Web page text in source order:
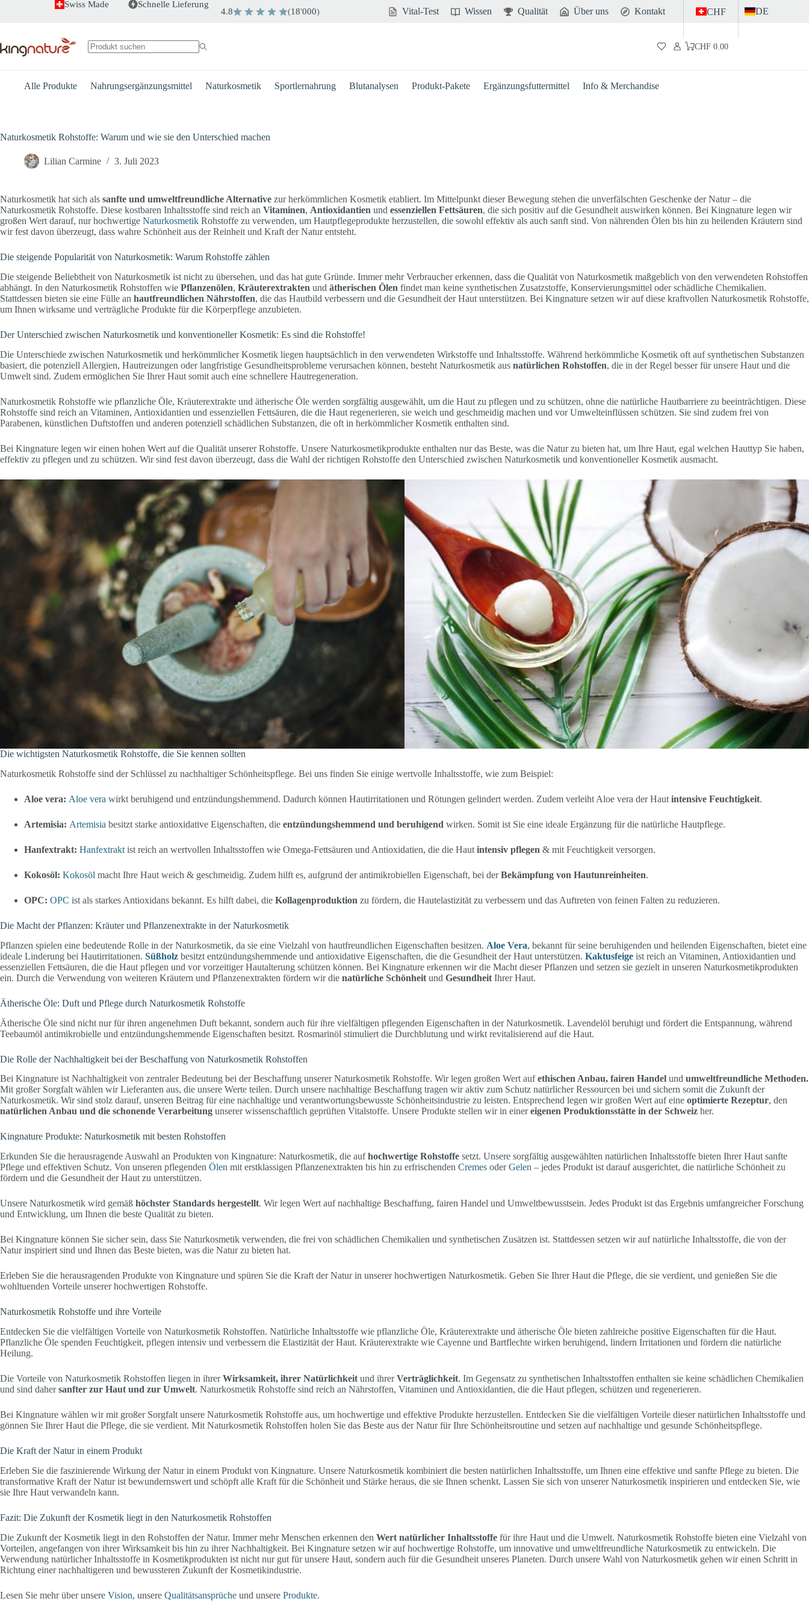
Swiss Made Schnelle Lieferung
4.8 (18'000) Vital-Test Wissen Qualität Über uns Kontakt CHF DE
Warenkorb
CHF0.00
Alle Produkte Nahrungsergänzungsmittel Naturkosmetik Sportlernahrung Blutanalysen Produkt-Pakete Ergänzungsfuttermittel Info & Merchandise
Naturkosmetik Rohstoffe: Warum und wie sie den Unterschied machen
Lilian Carmine 3. Juli 2023
Naturkosmetik hat sich als sanfte und umweltfreundliche Alternative zur herkömmlichen Kosmetik etabliert. Im Mittelpunkt dieser Bewegung stehen die unverfälschten Geschenke der Natur – die
Naturkosmetik Rohstoffe. Diese kostbaren Inhaltsstoffe sind reich an Vitaminen, Antioxidantien und essenziellen Fettsäuren, die sich positiv auf die Gesundheit auswirken können. Bei Kingnature legen wir
großen Wert darauf, nur hochwertige Naturkosmetik Rohstoffe zu verwenden, um Hautpflegeprodukte herzustellen, die sowohl effektiv als auch sanft sind. Von nährenden Ölen bis hin zu heilenden Kräutern sind
wir fest davon überzeugt, dass wahre Schönheit aus der Reinheit und Kraft der Natur entsteht.
Die steigende Popularität von Naturkosmetik: Warum Rohstoffe zählen
Die steigende Beliebtheit von Naturkosmetik ist nicht zu übersehen, und das hat gute Gründe. Immer mehr Verbraucher erkennen, dass die Qualität von Naturkosmetik maßgeblich von den verwendeten Rohstoffen
abhängt. In den Naturkosmetik Rohstoffen wie Pflanzenölen, Kräuterextrakten und ätherischen Ölen findet man keine synthetischen Zusatzstoffe, Konservierungsmittel oder schädliche Chemikalien.
Stattdessen bieten sie eine Fülle an hautfreundlichen Nährstoffen, die das Hautbild verbessern und die Gesundheit der Haut unterstützen. Bei Kingnature setzen wir auf diese kraftvollen Naturkosmetik Rohstoffe,
um Ihnen wirksame und verträgliche Produkte für die Körperpflege anzubieten.
Der Unterschied zwischen Naturkosmetik und konventioneller Kosmetik: Es sind die Rohstoffe!
Die Unterschiede zwischen Naturkosmetik und herkömmlicher Kosmetik liegen hauptsächlich in den verwendeten Wirkstoffe und Inhaltsstoffe. Während herkömmliche Kosmetik oft auf synthetischen Substanzen
basiert, die potenziell Allergien, Hautreizungen oder langfristige Gesundheitsprobleme verursachen können, besteht Naturkosmetik aus natürlichen Rohstoffen, die in der Regel besser für unsere Haut und die
Umwelt sind. Zudem ermöglichen Sie Ihrer Haut somit auch eine schnellere Hautregeneration.
Naturkosmetik Rohstoffe wie pflanzliche Öle, Kräuterextrakte und ätherische Öle werden sorgfältig ausgewählt, um die Haut zu pflegen und zu schützen, ohne die natürliche Hautbarriere zu beeinträchtigen. Diese
Rohstoffe sind reich an Vitaminen, Antioxidantien und essenziellen Fettsäuren, die die Haut regenerieren, sie weich und geschmeidig machen und vor Umwelteinflüssen schützen. Sie sind zudem frei von
Parabenen, künstlichen Duftstoffen und anderen potenziell schädlichen Substanzen, die oft in herkömmlicher Kosmetik enthalten sind.
Bei Kingnature legen wir einen hohen Wert auf die Qualität unserer Rohstoffe. Unsere Naturkosmetikprodukte enthalten nur das Beste, was die Natur zu bieten hat, um Ihre Haut, egal welchen Hauttyp Sie haben,
effektiv zu pflegen und zu schützen. Wir sind fest davon überzeugt, dass die Wahl der richtigen Rohstoffe den Unterschied zwischen Naturkosmetik und konventioneller Kosmetik ausmacht.
Die wichtigsten Naturkosmetik Rohstoffe, die Sie kennen sollten
Naturkosmetik Rohstoffe sind der Schlüssel zu nachhaltiger Schönheitspflege. Bei uns finden Sie einige wertvolle Inhaltsstoffe, wie zum Beispiel:
Aloe vera: Aloe vera wirkt beruhigend und entzündungshemmend. Dadurch können Hautirritationen und Rötungen gelindert werden. Zudem verleiht Aloe vera der Haut intensive Feuchtigkeit.
Artemisia: Artemisia besitzt starke antioxidative Eigenschaften, die entzündungshemmend und beruhigend wirken. Somit ist Sie eine ideale Ergänzung für die natürliche Hautpflege.
Hanfextrakt: Hanfextrakt ist reich an wertvollen Inhaltsstoffen wie Omega-Fettsäuren und Antioxidatien, die die Haut intensiv pflegen & mit Feuchtigkeit versorgen.
Kokosöl: Kokosöl macht Ihre Haut weich & geschmeidig. Zudem hilft es, aufgrund der antimikrobiellen Eigenschaft, bei derBekämpfung von Hautunreinheiten.
OPC: OPC ist als starkes Antioxidans bekannt. Es hilft dabei, die Kollagenproduktion zu fördern, die Hautelastizität zu verbessern und das Auftreten von feinen Falten zu reduzieren.
Die Macht der Pflanzen: Kräuter und Pflanzenextrakte in der Naturkosmetik
Pflanzen spielen eine bedeutende Rolle in der Naturkosmetik, da sie eine Vielzahl von hautfreundlichen Eigenschaften besitzen. Aloe Vera, bekannt für seine beruhigenden und heilenden Eigenschaften, bietet eine
ideale Linderung bei Hautirritationen. Süßholz besitzt entzündungshemmende und antioxidative Eigenschaften, die die Gesundheit der Haut unterstützen. Kaktusfeige ist reich an Vitaminen, Antioxidantien und
essenziellen Fettsäuren, die die Haut pflegen und vor vorzeitiger Hautalterung schützen können. Bei Kingnature erkennen wir die Macht dieser Pflanzen und setzen sie gezielt in unseren Naturkosmetikprodukten
ein. Durch die Verwendung von weiteren Kräutern und Pflanzenextrakten fördern wir die natürliche Schönheit und Gesundheit Ihrer Haut.
Ätherische Öle: Duft und Pflege durch Naturkosmetik Rohstoffe
Ätherische Öle sind nicht nur für ihren angenehmen Duft bekannt, sondern auch für ihre vielfältigen pflegenden Eigenschaften in der Naturkosmetik. Lavendelöl beruhigt und fördert die Entspannung, während
Teebaumöl antimikrobielle und entzündungshemmende Eigenschaften besitzt. Rosmarinöl stimuliert die Durchblutung und wirkt revitalisierend auf die Haut.
Die Rolle der Nachhaltigkeit bei der Beschaffung von Naturkosmetik Rohstoffen
Bei Kingnature ist Nachhaltigkeit von zentraler Bedeutung bei der Beschaffung unserer Naturkosmetik Rohstoffe. Wir legen großen Wert aufethischen Anbau, fairen Handel und umweltfreundliche Methoden.
Mit großer Sorgfalt wählen wir Lieferanten aus, die unsere Werte teilen. Durch unsere nachhaltige Beschaffung tragen wir aktiv zum Schutz natürlicher Ressourcen bei und sichern somit die Zukunft der
Naturkosmetik. Wir sind stolz darauf, unseren Beitrag für eine nachhaltige und verantwortungsbewusste Schönheitsindustrie zu leisten. Entsprechend legen wir großen Wert auf eine optimierte Rezeptur, den
natürlichen Anbau und die schonende Verarbeitung unserer wissenschaftlich geprüften Vitalstoffe. Unsere Produkte stellen wir in einereigenen Produktionsstätte in der Schweiz her.
Kingnature Produkte: Naturkosmetik mit besten Rohstoffen
Erkunden Sie die herausragende Auswahl an Produkten von Kingnature: Naturkosmetik, die aufhochwertige Rohstoffe setzt. Unsere sorgfältig ausgewählten natürlichen Inhaltsstoffe bieten Ihrer Haut sanfte
Pflege und effektiven Schutz. Von unseren pflegenden Ölen mit erstklassigen Pflanzenextrakten bis hin zu erfrischenden Cremes oderGelen – jedes Produkt ist darauf ausgerichtet, die natürliche Schönheit zu
fördern und die Gesundheit der Haut zu unterstützen.
Unsere Naturkosmetik wird gemäß höchster Standards hergestellt. Wir legen Wert auf nachhaltige Beschaffung, fairen Handel und Umweltbewusstsein. Jedes Produkt ist das Ergebnis umfangreicher Forschung
und Entwicklung, um Ihnen die beste Qualität zu bieten.
Bei Kingnature können Sie sicher sein, dass Sie Naturkosmetik verwenden, die frei von schädlichen Chemikalien und synthetischen Zusätzen ist. Stattdessen setzen wir auf natürliche Inhaltsstoffe, die von der
Natur inspiriert sind und Ihnen das Beste bieten, was die Natur zu bieten hat.
Erleben Sie die herausragenden Produkte von Kingnature und spüren Sie die Kraft der Natur in unserer hochwertigen Naturkosmetik. Geben Sie Ihrer Haut die Pflege, die sie verdient, und genießen Sie die
wohltuenden Vorteile unserer hochwertigen Rohstoffe.
Naturkosmetik Rohstoffe und ihre Vorteile
Entdecken Sie die vielfältigen Vorteile von Naturkosmetik Rohstoffen. Natürliche Inhaltsstoffe wie pflanzliche Öle, Kräuterextrakte und ätherische Öle bieten zahlreiche positive Eigenschaften für die Haut.
Pflanzliche Öle spenden Feuchtigkeit, pflegen intensiv und verbessern die Elastizität der Haut. Kräuterextrakte wie Cayenne und Bartflechte wirken beruhigend, lindern Irritationen und fördern die natürliche
Heilung.
Die Vorteile von Naturkosmetik Rohstoffen liegen in ihrerWirksamkeit, ihrer Natürlichkeit und ihrerVerträglichkeit. Im Gegensatz zu synthetischen Inhaltsstoffen enthalten sie keine schädlichen Chemikalien
und sind dahersanfter zur Haut und zur Umwelt. Naturkosmetik Rohstoffe sind reich an Nährstoffen, Vitaminen und Antioxidantien, die die Haut pflegen, schützen und regenerieren.
Bei Kingnature wählen wir mit großer Sorgfalt unsere Naturkosmetik Rohstoffe aus, um hochwertige und effektive Produkte herzustellen. Entdecken Sie die vielfältigen Vorteile dieser natürlichen Inhaltsstoffe und
gönnen Sie Ihrer Haut die Pflege, die sie verdient. Mit Naturkosmetik Rohstoffen holen Sie das Beste aus der Natur für Ihre Schönheitsroutine und setzen auf nachhaltige und gesunde Schönheitspflege.
Die Kraft der Natur in einem Produkt
Erleben Sie die faszinierende Wirkung der Natur in einem Produkt von Kingnature. Unsere Naturkosmetik kombiniert die besten natürlichen Inhaltsstoffe, um Ihnen eine effektive und sanfte Pflege zu bieten. Die
transformative Kraft der Natur ist bewundernswert und schöpft alle Kraft für die Schönheit und Stärke heraus, die sie Ihnen schenkt. Lassen Sie sich von unserer Naturkosmetik inspirieren und entdecken Sie, wie
sie Ihre Haut verwandeln kann.
Fazit: Die Zukunft der Kosmetik liegt in den Naturkosmetik Rohstoffen
Die Zukunft der Kosmetik liegt in den Rohstoffen der Natur. Immer mehr Menschen erkennen den Wert natürlicher Inhaltsstoffe für ihre Haut und die Umwelt. Naturkosmetik Rohstoffe bieten eine Vielzahl von
Vorteilen, angefangen von ihrer Wirksamkeit bis hin zu ihrer Nachhaltigkeit. Bei Kingnature setzen wir auf hochwertige Rohstoffe, um innovative und umweltfreundliche Naturkosmetik zu entwickeln. Die
Verwendung natürlicher Inhaltsstoffe in Kosmetikprodukten ist nicht nur gut für unsere Haut, sondern auch für die Gesundheit unseres Planeten. Durch unsere Wahl von Naturkosmetik gehen wir einen Schritt in
Richtung einer nachhaltigeren und bewussteren Zukunft der Kosmetikindustrie.
Lesen Sie mehr über unsere Vision, unsere Qualitätsansprüche und unsere Produkte.